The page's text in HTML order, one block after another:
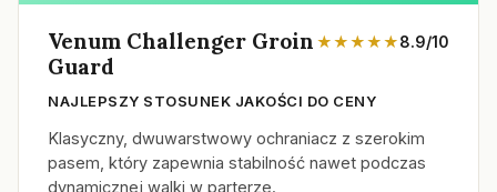
Venum Challenger Groin
Guard
★★★★★8.9/10
NAJLEPSZY STOSUNEK JAKOŚCI DO CENY
Klasyczny, dwuwarstwowy ochraniacz z szerokim
pasem, który zapewnia stabilność nawet podczas
dynamicznej walki w parterze.